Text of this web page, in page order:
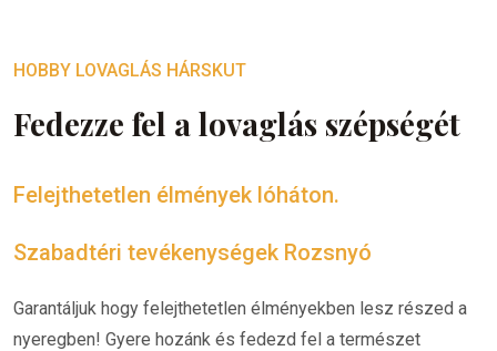
HOBBY LOVAGLÁS HÁRSKUT
Fedezze fel a lovaglás szépségét
Felejthetetlen élmények lóháton.
Szabadtéri tevékenységek Rozsnyó
Garantáljuk hogy felejthetetlen élményekben lesz részed a
nyeregben! Gyere hozánk és fedezd fel a természet